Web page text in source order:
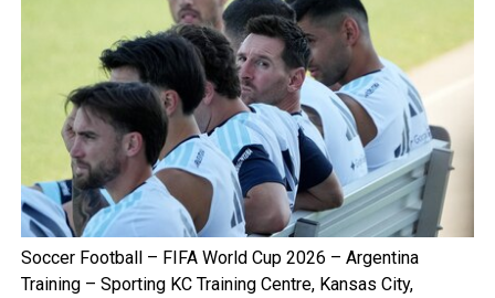
Soccer Football – FIFA World Cup 2026 – Argentina
Training – Sporting KC Training Centre, Kansas City,